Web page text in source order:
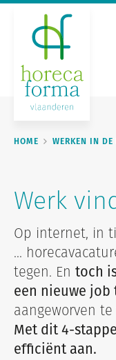
HOME WERKEN IN DE
Werk
Op internet, in
...
tegen. En toch
een nieuwe job
aangeworven
Met dit 4-
efficiënt aan.